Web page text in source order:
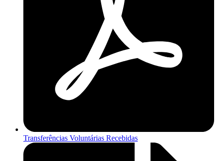
Transferências Voluntárias Recebidas